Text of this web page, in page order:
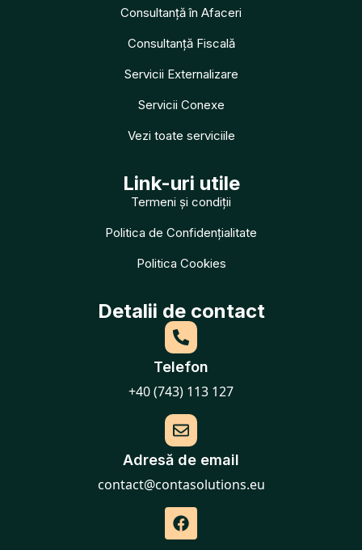
Consultanță în Afaceri
Consultanță Fiscală
Servicii Externalizare
Servicii Conexe
Vezi toate serviciile
Link-uri utile
Termeni și condiții
Politica de Confidențialitate
Politica Cookies
Detalii de contact
Telefon
+40 (743) 113 127
Adresă de email
contact@contasolutions.eu